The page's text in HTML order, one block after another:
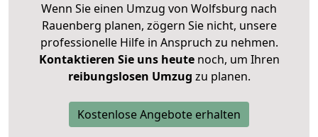
Wenn Sie einen Umzug von Wolfsburg nach
Rauenberg planen, zögern Sie nicht, unsere
professionelle Hilfe in Anspruch zu nehmen.
Kontaktieren Sie uns heutenoch, um Ihren
reibungslosen Umzug zu planen.
Kostenlose Angebote erhalten